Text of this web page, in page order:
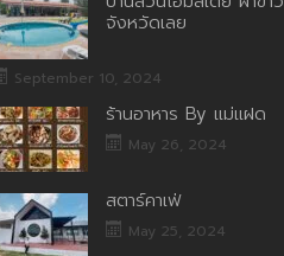
จังหวัดเลย
September 10, 2024
ร้านอาหาร By แม่แฝด
May 26, 2024
สตาร์คาเฟ่
May 25, 2024